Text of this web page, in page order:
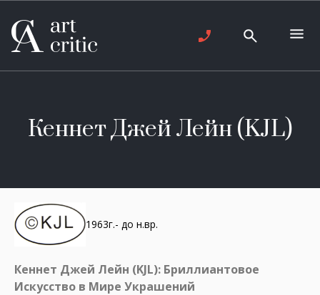
Кеннет Джей Лейн (KJL)
1963г.- до н.вр.
Кеннет Джей Лейн (KJL): Бриллиантовое
Искусство в Мире Украшений